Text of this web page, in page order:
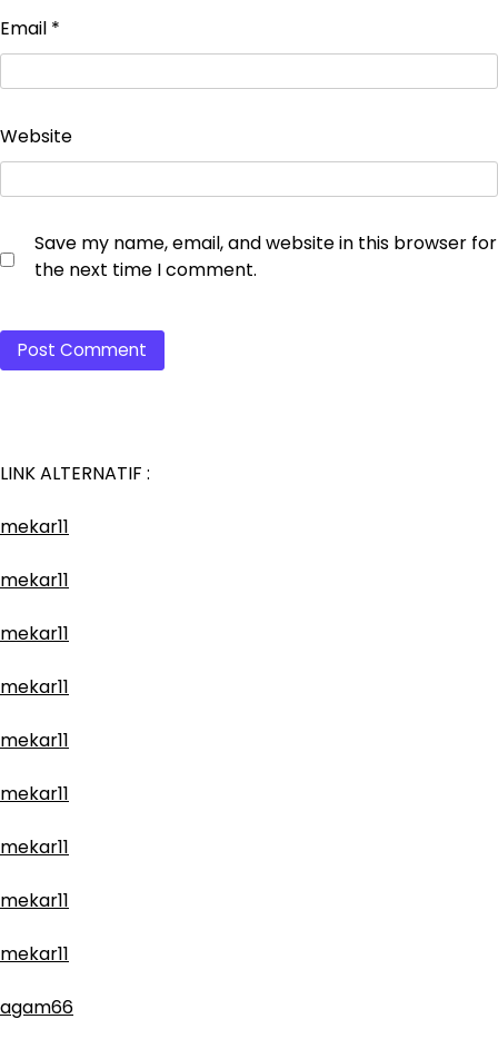
Email *
Website
Save my name, email, and website in this browser for
the next time I comment.
LINK ALTERNATIF :
mekar11
mekar11
mekar11
mekar11
mekar11
mekar11
mekar11
mekar11
mekar11
agam66